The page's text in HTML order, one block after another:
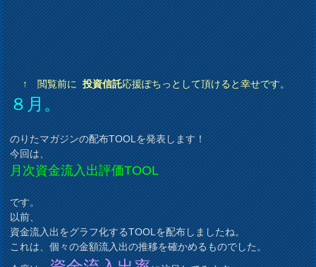
↑ 閲覧前に投資信託応援ぽちっとして頂けると幸せです。
８月。
のりたマガジンの配布TOOLを発表します！
今回は、
月次資金流入出評価TOOL
です。
以前、
資金流入出をグラフ化するTOOLを配布しましたね。
これは、個々の金額流入出の推移を確かめるものでした。